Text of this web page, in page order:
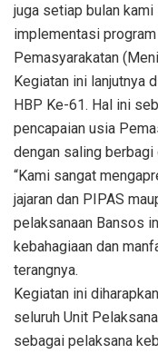
juga setiap bulan
implementasi
Pemasyarakatan
Kegiatan ini lanjutnya
HBP Ke-61. Hal ini
pencapaian usia
dengan saling berbagi
“Kami sangat
jajaran dan PIPAS
pelaksanaan Bansos
kebahagiaan dan
terangnya.
Kegiatan ini
seluruh Unit
sebagai pelaksana